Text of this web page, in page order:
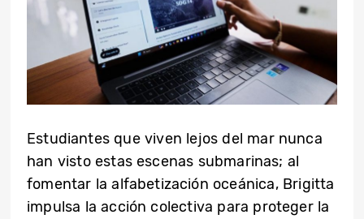
Estudiantes que viven lejos del mar nunca
han visto estas escenas submarinas; al
fomentar la alfabetización oceánica, Brigitta
impulsa la acción colectiva para proteger la